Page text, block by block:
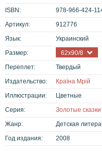
ISBN:
978-966-424-
Артикул:
912776
Язык:
Украинский
Размер:
62х90/8
Переплет:
Твердый
Издательство:
Країна Мрій
Иллюстрации:
Цветные
Серия:
Золотые сказки
Жанр:
Детская
Год издания:
2008